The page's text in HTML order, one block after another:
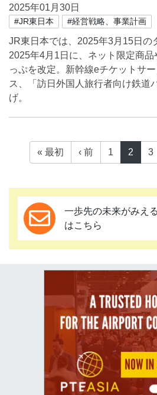
2025年01月30日
#JR東日本 #経営戦略、事業計画
JR東日本では、2025年3月15日の
2025年4月1日に、ネット限定商品
っぷを改定。新幹線eチケットサ
ス、「訪日外国人旅行者向け鉄道
げ。
« 最初 ‹ 前 1 2 3
一歩先の未来がみえ
はこちら